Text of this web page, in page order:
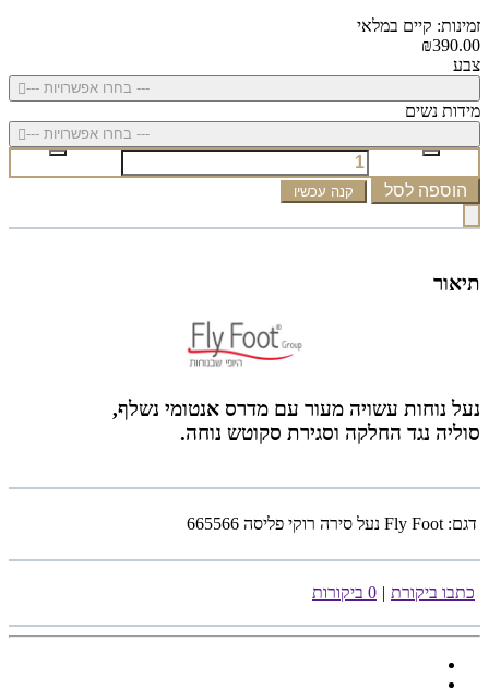
זמינות: קיים במלאי
₪390.00
צבע
--- בחרו אפשרויות ---
מידות נשים
--- בחרו אפשרויות ---
הוספה לסל קנה עכשיו
תיאור
נעל נוחות עשויה מעור עם מדרס אנטומי נשלף,
סוליה נגד החלקה וסגירת סקוטש נוחה.
דגם: Fly Foot נעל סירה רוקי פליסה 665566
כתבו ביקורת | 0 ביקורות